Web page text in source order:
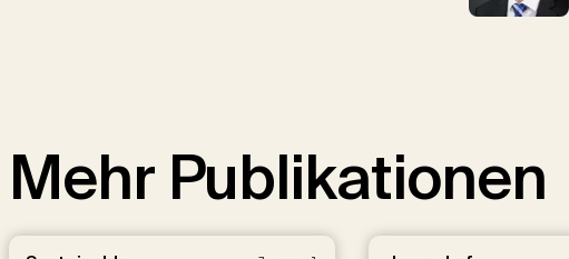
Mehr Publikationen